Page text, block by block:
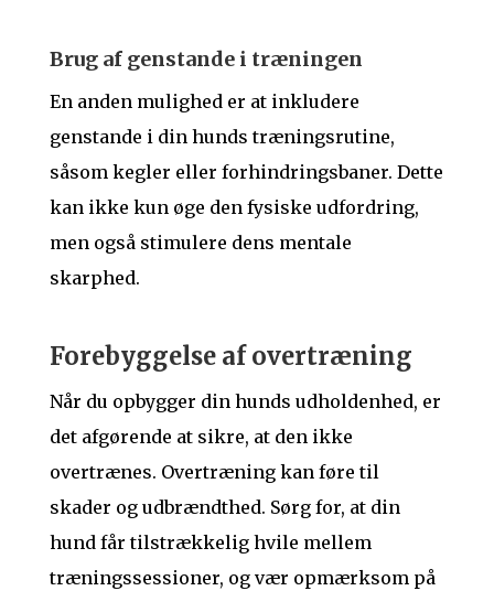
Brug af genstande i træningen
En anden mulighed er at inkludere
genstande i din hunds træningsrutine,
såsom kegler eller forhindringsbaner. Dette
kan ikke kun øge den fysiske udfordring,
men også stimulere dens mentale
skarphed.
Forebyggelse af overtræning
Når du opbygger din hunds udholdenhed, er
det afgørende at sikre, at den ikke
overtrænes. Overtræning kan føre til
skader og udbrændthed. Sørg for, at din
hund får tilstrækkelig hvile mellem
træningssessioner, og vær opmærksom på